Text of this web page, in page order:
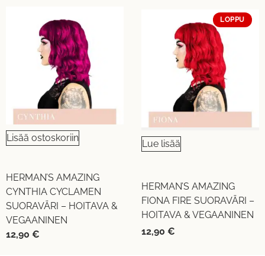
Lisää ostoskoriin
HERMAN’S AMAZING
CYNTHIA CYCLAMEN
SUORAVÄRI – HOITAVA &
VEGAANINEN
12,90 €
LOPPU
Lue lisää
HERMAN’S AMAZING
FIONA FIRE SUORAVÄRI –
HOITAVA & VEGAANINEN
12,90 €